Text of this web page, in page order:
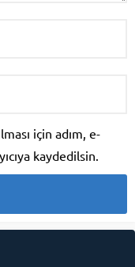
için adım, e-
kaydedilsin.